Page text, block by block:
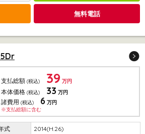
無料電話
支払総額 (税込) 39 万円
本体価格 (税込) 33 万円
諸費用 (税込) 6 万円
※支払総額に含む
2014(H.26)